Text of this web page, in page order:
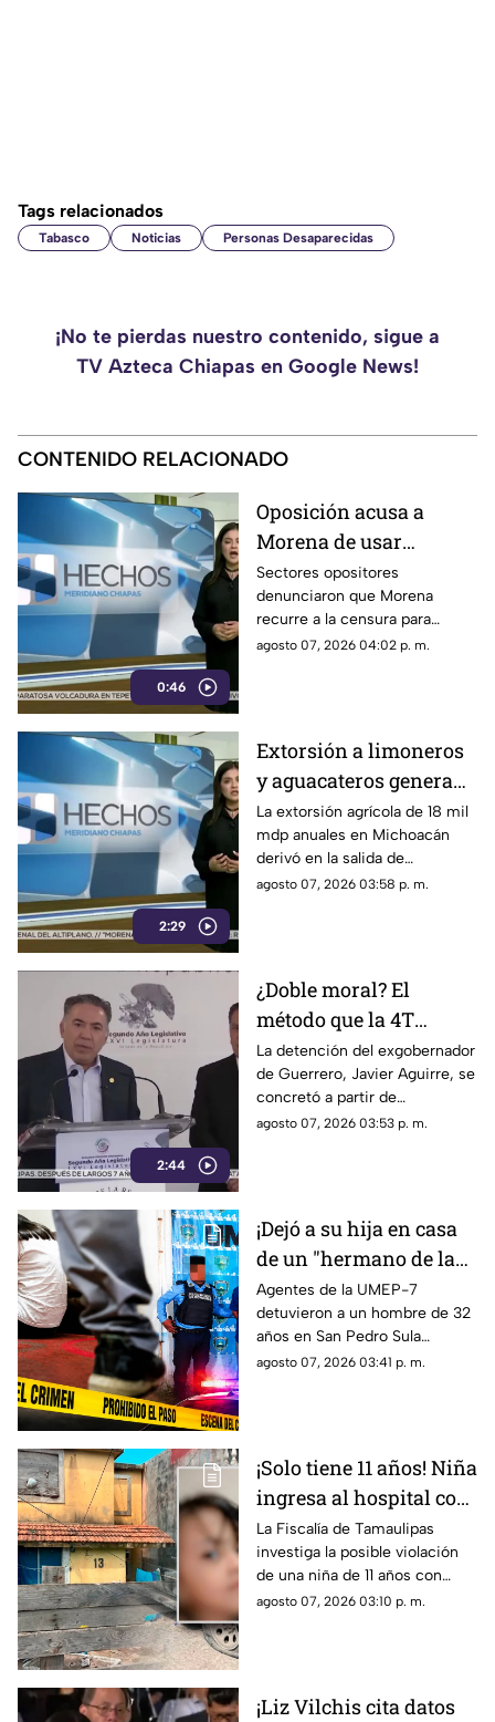
Tags relacionados
Tabasco Noticias Personas Desaparecidas
¡No te pierdas nuestro contenido, sigue a
TV Azteca Chiapas en Google News!
CONTENIDO RELACIONADO
0:46
Oposición acusa a
Morena de usar
censura para ocultar
seńalamientos de
narcopolítica
Sectores opositores
denunciaron que Morena
recurre a la censura para
imponer su versión oficial y
agosto 07, 2026 04:02 p. m.
2:29
Extorsión a limoneros
y aguacateros genera
pérdidas de 18 mil mdp
en Michoacán
La extorsión agrícola de 18 mil
mdp anuales en Michoacán
derivó en la salida de
inspectores de EE. UU.,
agosto 07, 2026 03:58 p. m.
2:44
¿Doble moral? El
método que la 4T
desacredita para Rocha
Moya y Enrique
Inzunza fue el que
metió a la cárcel a
La detención del exgobernador
de Guerrero, Javier Aguirre, se
concretó a partir de
declaraciones de testigos
agosto 07, 2026 03:53 p. m.
¡Dejó a su hija en casa
de un "hermano de la
iglesia" para jugar con
otros niños y la niña
terminó 4bus4d4
Agentes de la UMEP-7
detuvieron a un hombre de 32
años en San Pedro Sula
acusado de agredir
agosto 07, 2026 03:41 p. m.
¡Solo tiene 11 años! Niña
ingresa al hospital con
más de 5 meses de
embarazo: autoridades
investigan familiares
La Fiscalía de Tamaulipas
investiga la posible violación
de una niña de 11 años con
cinco meses de embarazo en
agosto 07, 2026 03:10 p. m.
¡Liz Vilchis cita datos